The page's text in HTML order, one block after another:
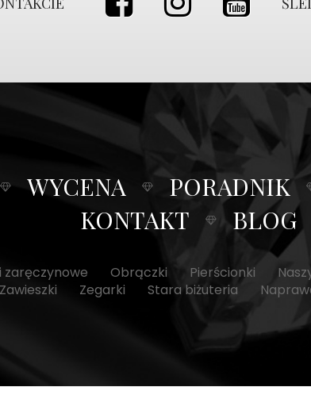
WYCENA PORADNIK
KONTAKT
BLOG
zaręczynowe Obrączki Pierścionki
Zegarki Stara biżuteria